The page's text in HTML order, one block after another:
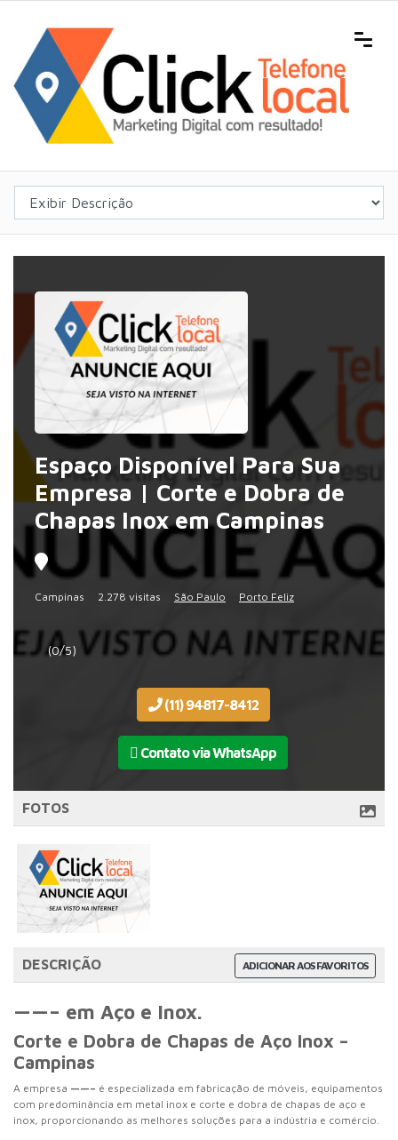
Espaço Disponível Para Sua
Empresa | Corte e Dobra de
Chapas Inox em Campinas
Campinas 2.278 visitas São Paulo Porto Feliz
(0/5)
(11) 94817-8412
Contato via WhatsApp
FOTOS
ADICIONAR AOS FAVORITOS
DESCRIÇÃO
——– em Aço e Inox.
Corte e Dobra de Chapas de Aço Inox –
Campinas
A empresa ——– é especializada em fabricação de móveis, equipamentos
com predominância em metal inox e corte e dobra de chapas de aço e
inox, proporcionando as melhores soluções para a indústria e comércio.